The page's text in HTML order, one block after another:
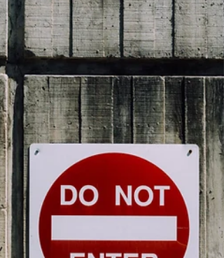
節です。 私たちは悪霊の働きにひれ伏して
いるでしょうか。もしくは、悪霊が私たち
ひれ伏しているでしょうか。キリストに悪
はひれ伏しました。 私たちの心の中で、絶
えず平安を奪うものは何でしょうか。平安
奪われている状況を神様は喜ばれませ...